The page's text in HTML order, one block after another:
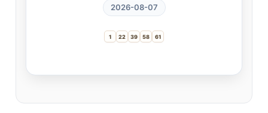
2026-08-07
1 22 39 58 61